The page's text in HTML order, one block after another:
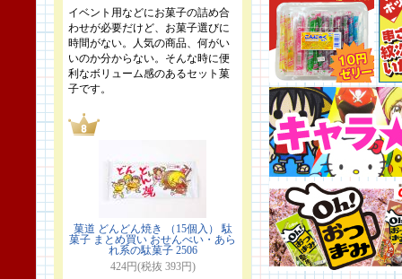
イベント用などにお菓子の詰め合
わせが必要だけど、お菓子選びに
時間がない。人気の商品、何がい
いのか分からない。そんな時に便
利なボリューム感のあるセット菓
子です。
菓道 どんどん焼き （15個入） 駄
菓子 まとめ買い おせんべい・あら
れ系の駄菓子 2506
424円(税抜 393円)